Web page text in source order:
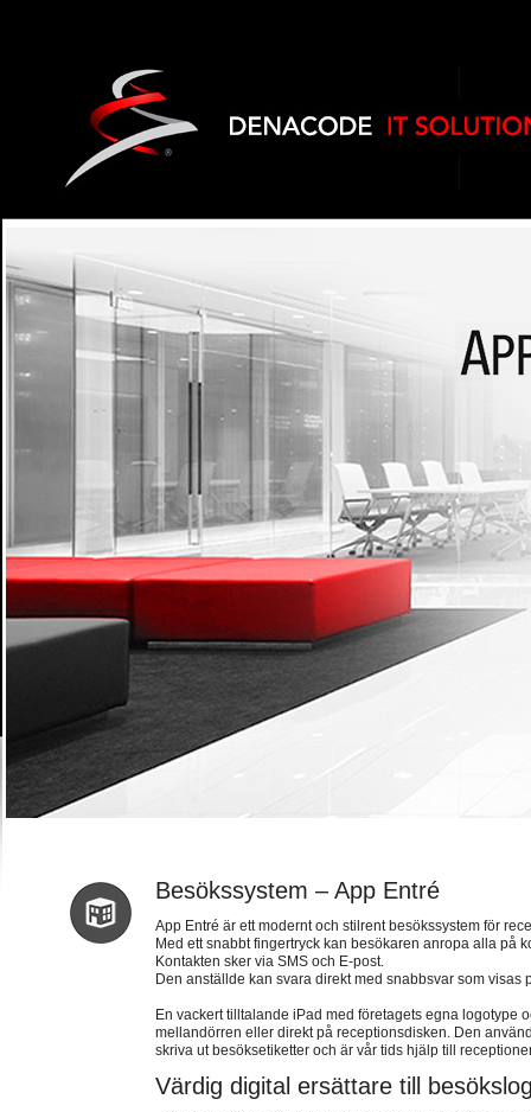
Besökssystem – App Entré
App Entré är ett modernt och stilrent besökssystem för
Med ett snabbt fingertryck kan besökaren anropa alla på
Kontakten sker via SMS och E-post.
Den anställde kan svara direkt med snabbsvar som visas
En vackert tilltalande iPad med företagets egna logotype
mellandörren eller direkt på receptionsdisken. Den
skriva ut besöksetiketter och är vår tids hjälp till
Värdig digital ersättare till